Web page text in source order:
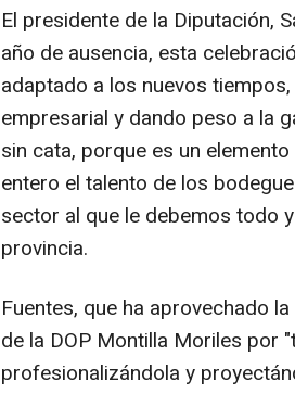
El presidente de la Diputación,
año de ausencia, esta
adaptado a los nuevos
empresarial y dando peso a la
sin cata, porque es un
entero el talento de los
sector al que le debemos todo
provincia.
Fuentes, que ha aprovechado
de la DOP Montilla Moriles por
profesionalizándola y